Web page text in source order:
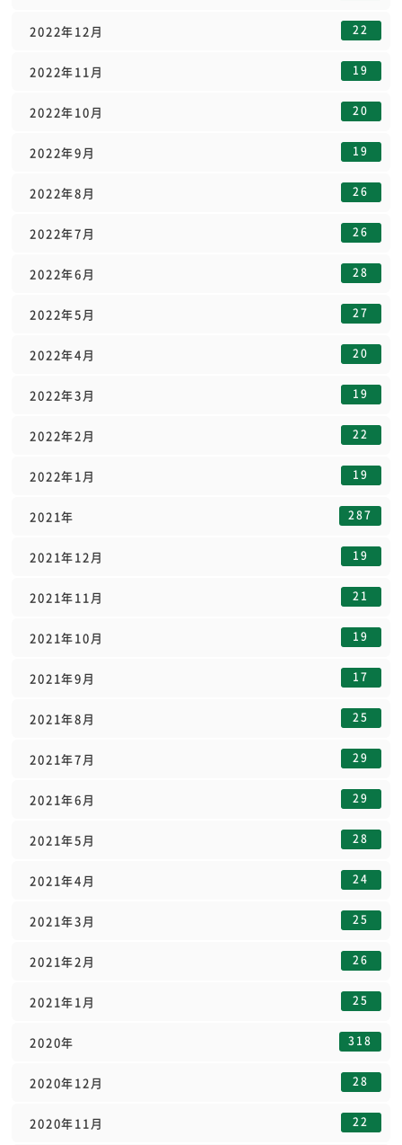
2022年12月 22
2022年11月 19
2022年10月 20
2022年9月 19
2022年8月 26
2022年7月 26
2022年6月 28
2022年5月 27
2022年4月 20
2022年3月 19
2022年2月 22
2022年1月 19
2021年 287
2021年12月 19
2021年11月 21
2021年10月 19
2021年9月 17
2021年8月 25
2021年7月 29
2021年6月 29
2021年5月 28
2021年4月 24
2021年3月 25
2021年2月 26
2021年1月 25
2020年 318
2020年12月 28
2020年11月 22